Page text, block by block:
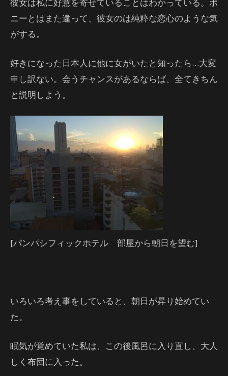
ニーとはまた違って、彼女のは純粋な恋心のような気
がする。
好きになった日本人に他に女がいたと知ったら…大変
申し訳ない。会うチャンスがあるならば、全てきちん
と説明しよう。
[パンパシフィックホテル 部屋から朝日を望む]
いろいろ考え事をしていると、朝日が昇り始めてい
た。
眠気が覚めていた私は、この後風呂に入り直し、大人
しく布団に入った。